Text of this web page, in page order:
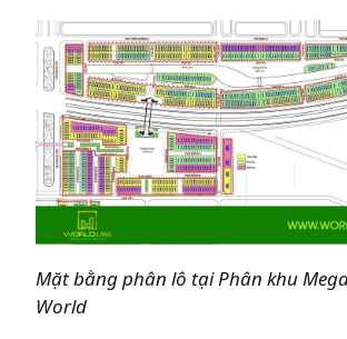
Mặt bằng phân lô tại Phân khu
World